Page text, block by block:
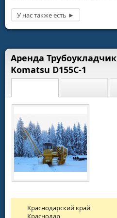
Аренда Трубоукладчик
Komatsu D155C-1
Краснодарский край
Краснодар